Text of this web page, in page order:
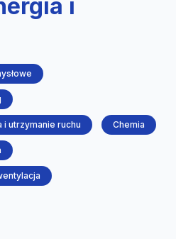
i
utrzymanie ruchu Chemia